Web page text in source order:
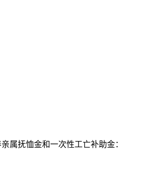
属抚恤金和一次性工亡补助金：